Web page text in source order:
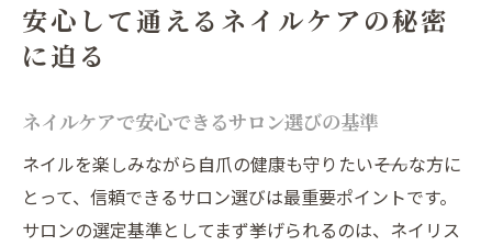
安心して通えるネイルケアの秘密
に迫る
ネイルケアで安心できるサロン選びの基準
ネイルを楽しみながら自爪の健康も守りたい――そんな方に
とって、信頼できるサロン選びは最重要ポイントです。
サロンの選定基準としてまず挙げられるのは、ネイリス